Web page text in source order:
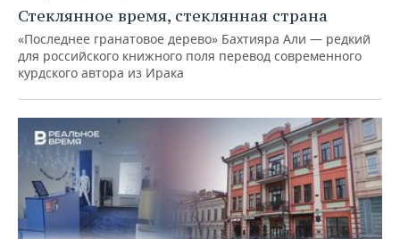
Стеклянное время, стеклянная страна
«Последнее гранатовое дерево» Бахтияра Али — редкий
для российского книжного поля перевод современного
курдского автора из Ирака